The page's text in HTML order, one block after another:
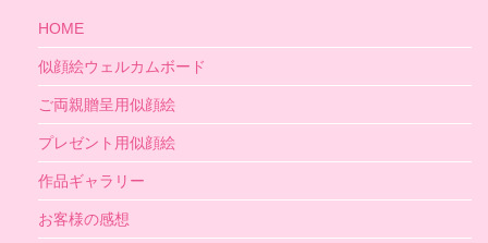
HOME
似顔絵ウェルカムボード
ご両親贈呈用似顔絵
プレゼント用似顔絵
作品ギャラリー
お客様の感想